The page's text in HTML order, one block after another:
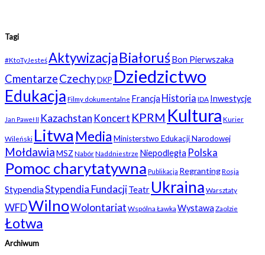
Tagi
#KtoTyJesteśAktywizacjaBiałoruśBon Pierwszaka
CmentarzeCzechyDKP Dziedzictwo
Edukacja Filmy dokumentalne Francja Historia IDA Inwestycje
Jan Paweł II Kazachstan Koncert KPRM Kultura Kurier
Wileński Litwa MediaMinisterstwo Edukacji Narodowej
MołdawiaMSZ NabórNaddniestrze Niepodległa Polska
Pomoc charytatywna Publikacja RegrantingRosja
StypendiaStypendia FundacjiTeatr Ukraina Warsztaty
WFDWilnoWolontariat Wspólna Ławka Wystawa Zaolzie
Łotwa
Archiwum